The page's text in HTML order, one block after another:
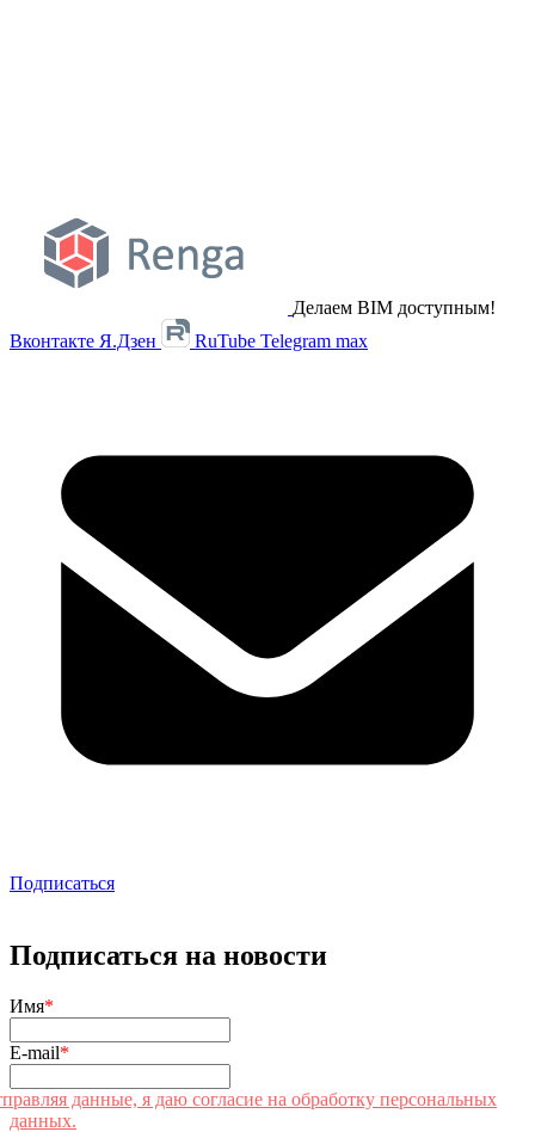
Делаем BIM доступным!
Вконтакте Я.Дзен RuTube Telegram max
Подписаться
Подписаться на новости
Имя*
E-mail*
данные, я даю согласие на обработку персональных
данных.